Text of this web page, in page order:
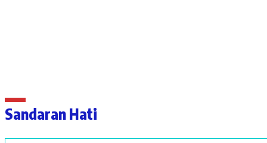
Sandaran Hati